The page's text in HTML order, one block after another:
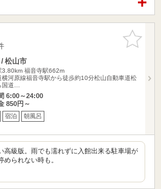
お気に入
りに追加
松山市
3.80km 福音寺駅662m
横河原線福音寺駅から徒歩約10分松山自動車道松
国道…
6:00～24:00
850円～
宿泊 朝風呂
高級版。雨でも濡れずに入館出来る駐車場が
められない時も。